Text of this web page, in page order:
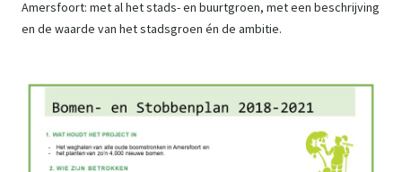
Amersfoort: met al het stads- en buurtgroen, met een beschrijving
en de waarde van het stadsgroen én de ambitie.